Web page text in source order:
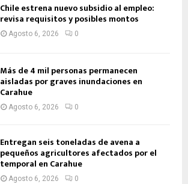
Chile estrena nuevo subsidio al empleo:
revisa requisitos y posibles montos
Agosto 6, 2026 0
Más de 4 mil personas permanecen
aisladas por graves inundaciones en
Carahue
Agosto 6, 2026 0
Entregan seis toneladas de avena a
pequeños agricultores afectados por el
temporal en Carahue
Agosto 6, 2026 0